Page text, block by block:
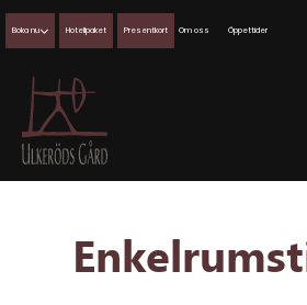
Boka nu Hotellpaket Presentkort Om oss Öppettider